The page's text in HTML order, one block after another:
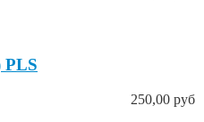
PLS
250,00 руб